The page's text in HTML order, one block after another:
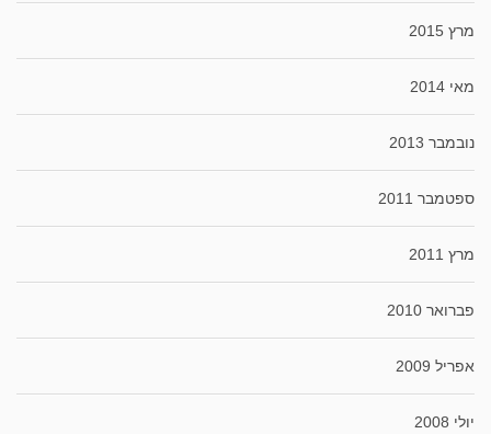
מרץ 2015
מאי 2014
נובמבר 2013
ספטמבר 2011
מרץ 2011
פברואר 2010
אפריל 2009
יולי 2008